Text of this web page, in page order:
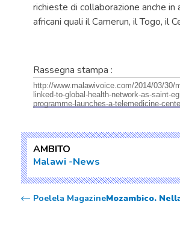
richieste di collaborazione anche in
africani quali il Camerun, il Togo, il
Rassegna stampa :
http://www.malawivoice.com/2014/03/30/
linked-to-global-health-network-as-saint-
programme-launches-a-telemedicine-
AMBITO
Malawi News
Poelela MagazineMozambico.